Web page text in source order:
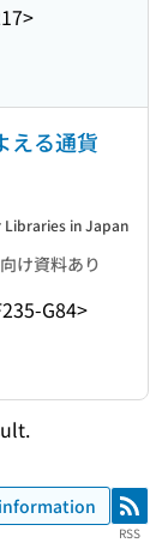
える通貨
け資料あり
G84>
Libraries in Japan
RSS
RSS